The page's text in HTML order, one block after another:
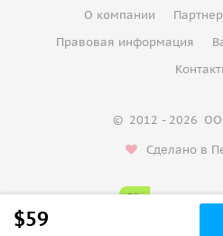
$59
О компании
Правовая информация
© 2012 - 2026
Сделано в